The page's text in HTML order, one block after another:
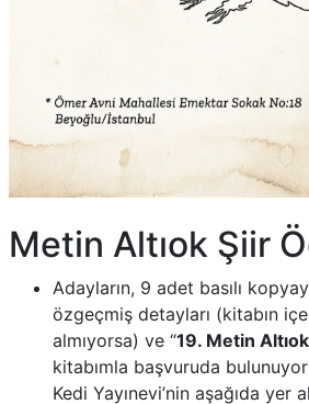
Metin Altıok Şiir
Adayların, 9 adet basılı
özgeçmiş detayları (kitabın
almıyorsa) ve “19. Metin
kitabımla başvuruda
Kedi Yayınevi’nin aşağıda yer